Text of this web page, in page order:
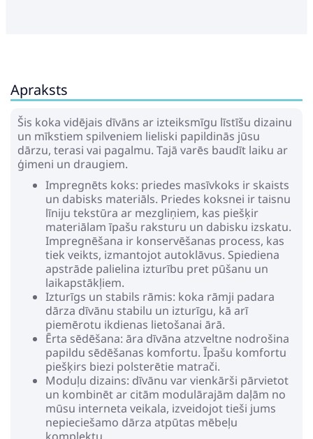
Apraksts
Šis koka vidējais dīvāns ar izteiksmīgu līstīšu dizainu
un mīkstiem spilveniem lieliski papildinās jūsu
dārzu, terasi vai pagalmu. Tajā varēs baudīt laiku ar
ģimeni un draugiem.
Impregnēts koks: priedes masīvkoks ir skaists
un dabisks materiāls. Priedes koksnei ir taisnu
līniju tekstūra ar mezgliņiem, kas piešķir
materiālam īpašu raksturu un dabisku izskatu.
Impregnēšana ir konservēšanas process, kas
tiek veikts, izmantojot autoklāvus. Spiediena
apstrāde palielina izturību pret pūšanu un
laikapstākļiem.
Izturīgs un stabils rāmis: koka rāmji padara
dārza dīvānu stabilu un izturīgu, kā arī
piemērotu ikdienas lietošanai ārā.
Ērta sēdēšana: āra dīvāna atzveltne nodrošina
papildu sēdēšanas komfortu. Īpašu komfortu
piešķirs biezi polsterētie matrači.
Moduļu dizains: dīvānu var vienkārši pārvietot
un kombinēt ar citām modulārajām daļām no
mūsu interneta veikala, izveidojot tieši jums
nepieciešamo dārza atpūtas mēbeļu